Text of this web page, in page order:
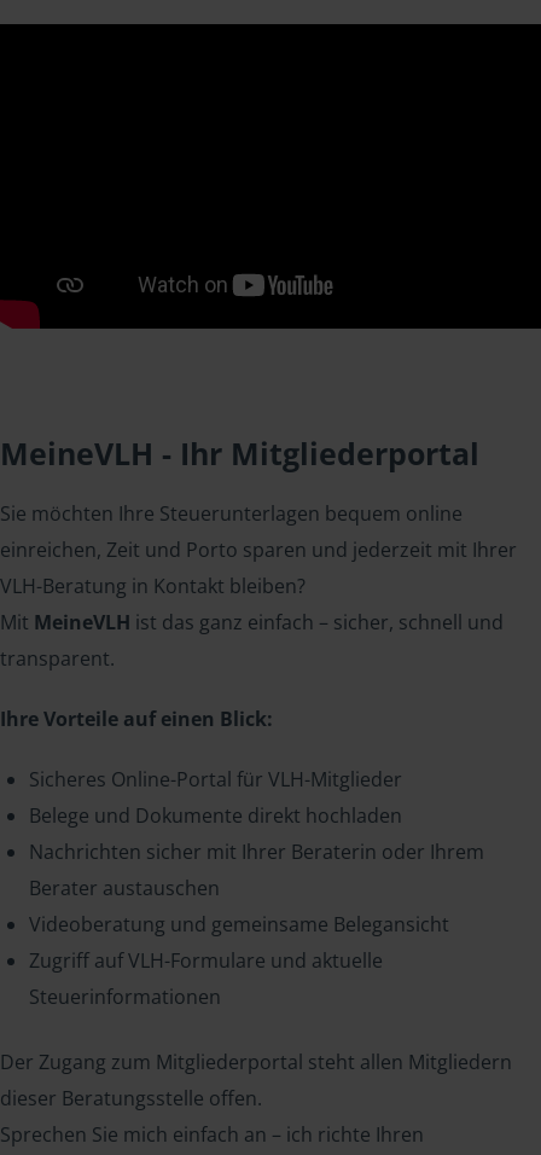
MeineVLH - Ihr Mitgliederportal
Sie möchten Ihre Steuerunterlagen bequem online
einreichen, Zeit und Porto sparen und jederzeit mit Ihrer
VLH-Beratung in Kontakt bleiben?
Mit MeineVLH ist das ganz einfach – sicher, schnell und
transparent.
Ihre Vorteile auf einen Blick:
Sicheres Online-Portal für VLH-Mitglieder
Belege und Dokumente direkt hochladen
Nachrichten sicher mit Ihrer Beraterin oder Ihrem
Berater austauschen
Videoberatung und gemeinsame Belegansicht
Zugriff auf VLH-Formulare und aktuelle
Steuerinformationen
Der Zugang zum Mitgliederportal steht allen Mitgliedern
dieser Beratungsstelle offen.
Sprechen Sie mich einfach an – ich richte Ihren